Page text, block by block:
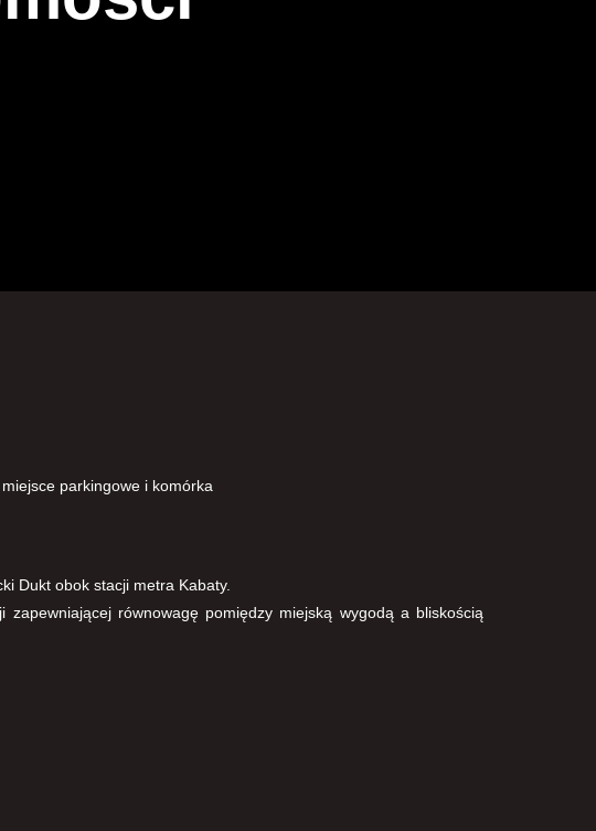
parkingowe i komórka
Dukt obok stacji metra Kabaty.
równowagę pomiędzy miejską wygodą a bliskością